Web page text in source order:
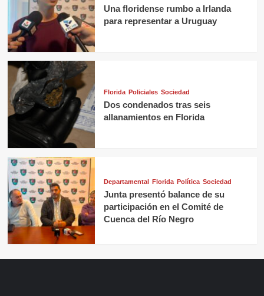
Una floridense rumbo a Irlanda
para representar a Uruguay
Florida Policiales Sociedad
Dos condenados tras seis
allanamientos en Florida
Departamental Florida Política Sociedad
Junta presentó balance de su
participación en el Comité de
Cuenca del Río Negro